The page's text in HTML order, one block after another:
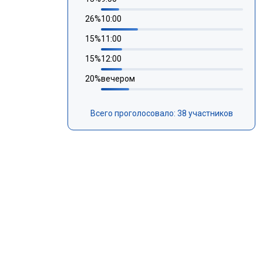
26%10:00
15%11:00
15%12:00
20%вечером
Всего проголосовало: 38 участников